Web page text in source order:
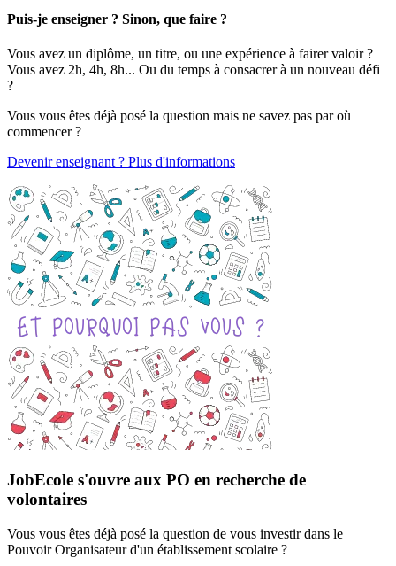
Puis-je enseigner ? Sinon, que faire ?
Vous avez un diplôme, un titre, ou une expérience à fairer valoir ?
Vous avez 2h, 4h, 8h... Ou du temps à consacrer à un nouveau défi
?
Vous vous êtes déjà posé la question mais ne savez pas par où
commencer ?
Devenir enseignant ? Plus d'informations
JobEcole s'ouvre aux PO en recherche de
volontaires
Vous vous êtes déjà posé la question de vous investir dans le
Pouvoir Organisateur d'un établissement scolaire ?